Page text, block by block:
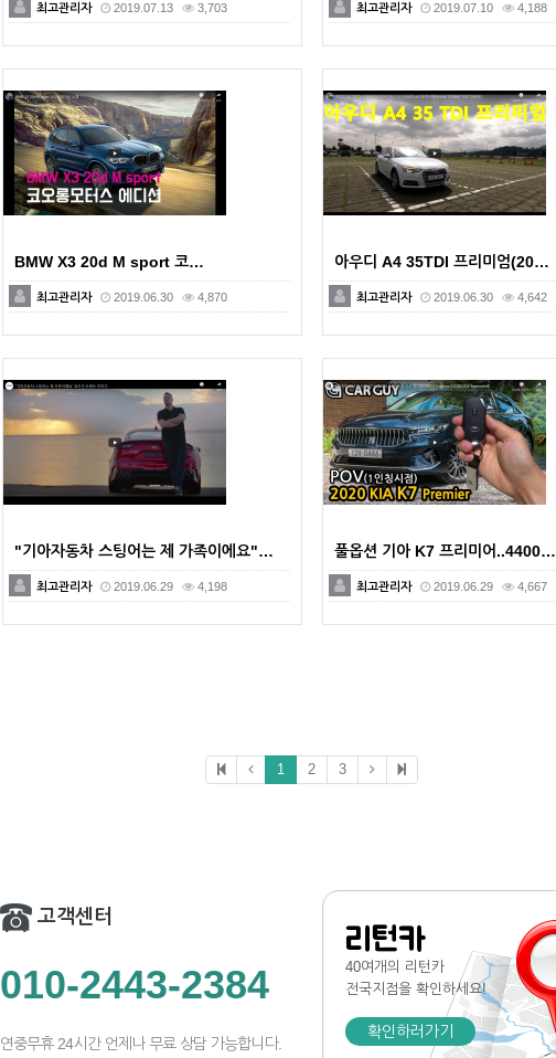
최고관리자 2019.07.13 3,703 최고관리자 2019.07.10 4,188
BMW X3 20d M sport 코…
최고관리자 2019.06.30 4,870
아우디 A4 35TDI 프리미엄(20…
최고관리자 2019.06.30 4,642
"기아자동차 스팅어는 제 가족이에요"…
최고관리자 2019.06.29 4,198
풀옵션 기아 K7 프리미어..4400…
최고관리자 2019.06.29 4,667
1 2 3
고객센터
010-2443-2384
연중무휴 24시간 언제나 무료 상담 가능합니다.
리턴카
40여개의 리턴카
전국지점을 확인하세요!
확인하러가기